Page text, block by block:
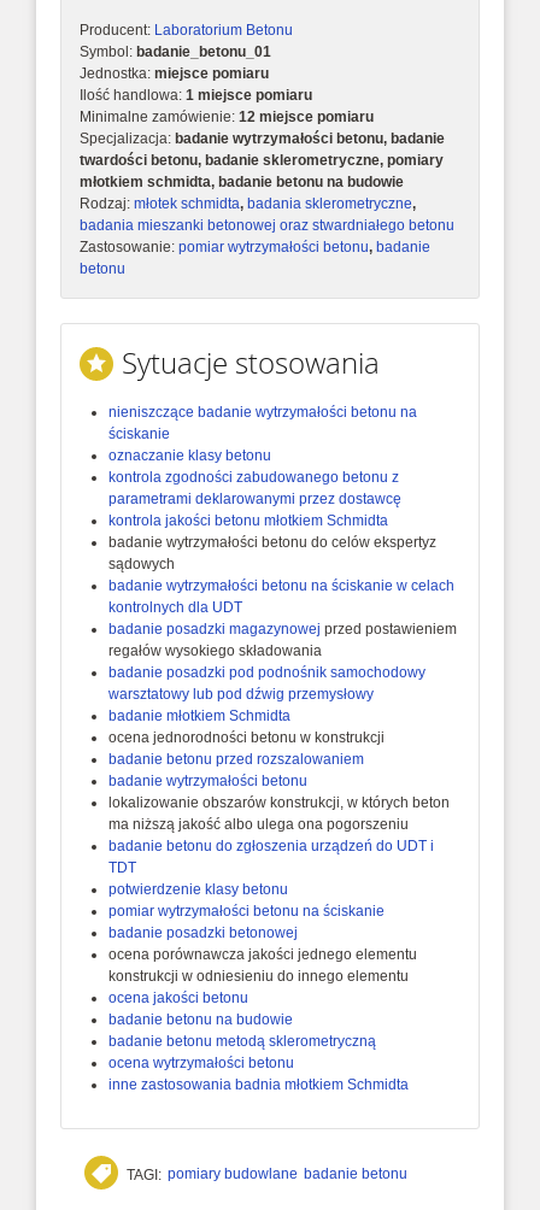
Producent: Laboratorium Betonu
Symbol: badanie_betonu_01
Jednostka: miejsce pomiaru
Ilość handlowa: 1 miejsce pomiaru
Minimalne zamówienie: 12 miejsce pomiaru
Specjalizacja: badanie wytrzymałości betonu, badanie
twardości betonu, badanie sklerometryczne, pomiary
młotkiem schmidta, badanie betonu na budowie
Rodzaj: młotek schmidta, badania sklerometryczne,
badania mieszanki betonowej oraz stwardniałego betonu
Zastosowanie: pomiar wytrzymałości betonu, badanie
betonu
Sytuacje stosowania
nieniszczące badanie wytrzymałości betonu na
ściskanie
oznaczanie klasy betonu
kontrola zgodności zabudowanego betonu z
parametrami deklarowanymi przez dostawcę
kontrola jakości betonu młotkiem Schmidta
badanie wytrzymałości betonu do celów ekspertyz
sądowych
badanie wytrzymałości betonu na ściskanie w celach
kontrolnych dla UDT
badanie posadzki magazynowej przed postawieniem
regałów wysokiego składowania
badanie posadzki pod podnośnik samochodowy
warsztatowy lub pod dźwig przemysłowy
badanie młotkiem Schmidta
ocena jednorodności betonu w konstrukcji
badanie betonu przed rozszalowaniem
badanie wytrzymałości betonu
lokalizowanie obszarów konstrukcji, w których beton
ma niższą jakość albo ulega ona pogorszeniu
badanie betonu do zgłoszenia urządzeń do UDT i
TDT
potwierdzenie klasy betonu
pomiar wytrzymałości betonu na ściskanie
badanie posadzki betonowej
ocena porównawcza jakości jednego elementu
konstrukcji w odniesieniu do innego elementu
ocena jakości betonu
badanie betonu na budowie
badanie betonu metodą sklerometryczną
ocena wytrzymałości betonu
inne zastosowania badnia młotkiem Schmidta
TAGI: pomiary budowlane badanie betonu